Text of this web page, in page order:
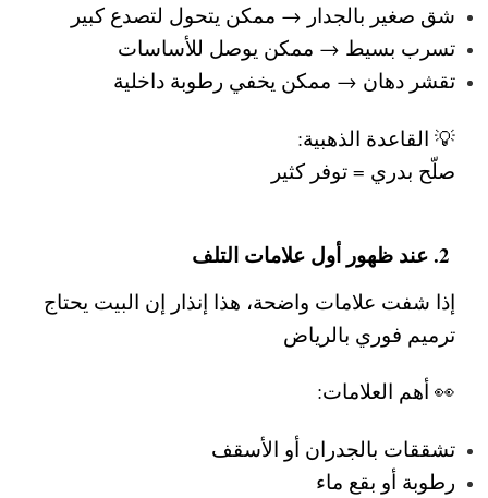
شق صغير بالجدار → ممكن يتحول لتصدع كبير
تسرب بسيط → ممكن يوصل للأساسات
تقشر دهان → ممكن يخفي رطوبة داخلية
💡 القاعدة الذهبية:
صلّح بدري = توفر كثير
إذا شفت علامات واضحة، هذا إنذار إن البيت يحتاج
ترميم فوري بالرياض
👀 أهم العلامات:
تشققات بالجدران أو الأسقف
رطوبة أو بقع ماء